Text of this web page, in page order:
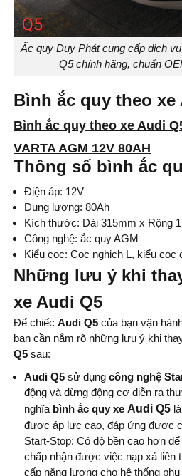
Ấc quy Duy Phát cung cấp dịch
Q5 chính hãng, chuẩn
Bình ắc quy theo xe
Bình ắc quy theo xe Audi
VARTA AGM 12V 80AH
Thông số bình ắc
Điện áp: 12V
Dung lượng: 80Ah
Kích thước: Dài 315mm x Rộng
Công nghệ: ắc quy AGM
Kiểu cọc: Cọc nghịch L, kiểu cọc
Những lưu ý khi
xe Audi Q5
Để chiếc Audi Q5 của bạn vận
bạn cần nắm rõ những lưu ý khi
Q5 sau:
Audi Q5 sử dụng công nghệ
động và dừng động cơ diễn ra
nghĩa bình ắc quy xe Audi Q5
được áp lực cao, đáp ứng được
Start-Stop: Có độ bền cao hơn
chấp nhận được việc nạp xả liên
cấp năng lượng cho hệ thống